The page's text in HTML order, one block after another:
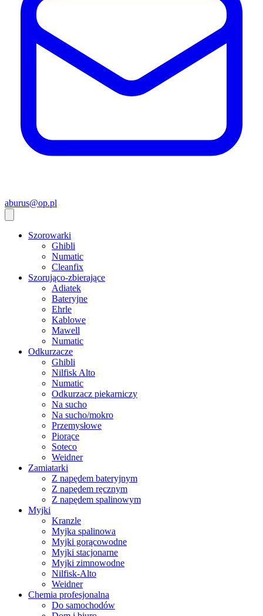
aburus@op.pl
Szorowarki
Ghibli
Numatic
Cleanfix
Szorująco-zbierające
Adiatek
Bateryjne
Ehrle
Kablowe
Mawell
Numatic
Odkurzacze
Ghibli
Nilfisk Alto
Numatic
Odkurzacz piekarniczy
Na sucho
Na sucho/mokro
Przemysłowe
Piorące
Soteco
Weidner
Zamiatarki
Z napędem bateryjnym
Z napędem ręcznym
Z napędem spalinowym
Myjki
Kranzle
Myjka spalinowa
Myjki gorącowodne
Myjki stacjonarne
Myjki zimnowodne
Nilfisk-Alto
Weidner
Chemia profesjonalna
Do samochodów